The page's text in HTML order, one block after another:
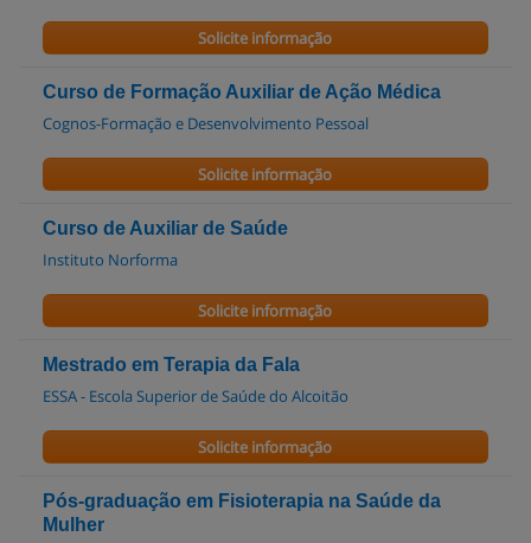
Solicite informação
Curso de Formação Auxiliar de Ação Médica
Cognos-Formação e Desenvolvimento Pessoal
Solicite informação
Curso de Auxiliar de Saúde
Instituto Norforma
Solicite informação
Mestrado em Terapia da Fala
ESSA - Escola Superior de Saúde do Alcoitão
Solicite informação
Pós-graduação em Fisioterapia na Saúde da
Mulher